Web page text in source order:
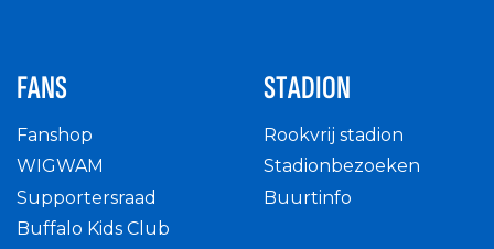
FANS
Fanshop
WIGWAM
Supportersraad
Buffalo Kids Club
STADION
Rookvrij stadion
Stadionbezoeken
Buurtinfo